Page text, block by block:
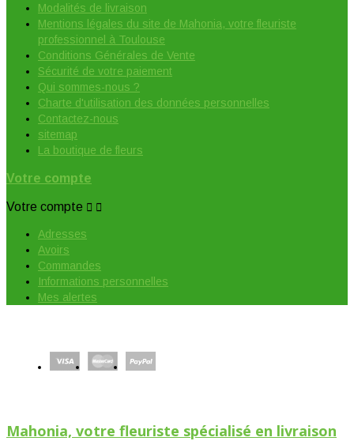
Modalités de livraison
Mentions légales du site de Mahonia, votre fleuriste
professionnel à Toulouse
Conditions Générales de Vente
Sécurité de votre paiement
Qui sommes-nous ?
Charte d'utilisation des données personnelles
Contactez-nous
sitemap
La boutique de fleurs
Votre compte
Votre compte  
Adresses
Avoirs
Commandes
Informations personnelles
Mes alertes
Mahonia, votre fleuriste spécialisé en livraison